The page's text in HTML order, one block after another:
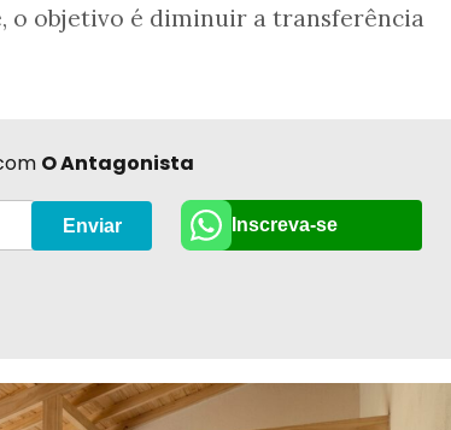
o objetivo é diminuir a transferência
O Antagonista
Enviar Inscreva-se